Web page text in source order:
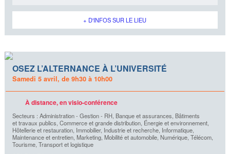
+ D'INFOS SUR LE LIEU
OSEZ L’ALTERNANCE À L’UNIVERSITÉ
Samedi 5 avril, de 9h30 à 10h00
À distance, en visio-conférence
Secteurs : Administration - Gestion - RH, Banque et assurances, Bâtiments
et travaux publics, Commerce et grande distribution, Énergie et environnement,
Hôtellerie et restauration, Immobilier, Industrie et recherche, Informatique,
Maintenance et entretien, Marketing, Mobilité et automobile, Numérique, Télécom,
Tourisme, Transport et logistique